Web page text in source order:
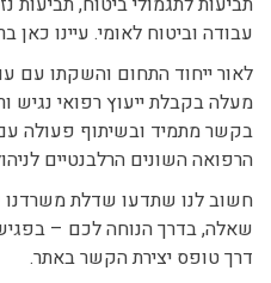
עבודה וביטוח לאומי. עיינו כאן
לאור ייחוד התחום והשקתו עם
מעלה בקבלת ייעוץ רפואי נגיש
בקשר מתמיד ובשיתוף פעולה
הרפואה השונים הרלבנטיים
חשוב לנו שתדעו שדלת
שאלה, בדרך הנוחה לכם –
דרך טופס יצירת הקשר באתר.